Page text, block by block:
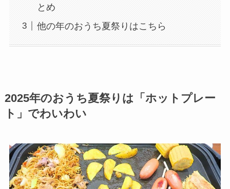
とめ
他の年のおうち夏祭りはこちら
2025年のおうち夏祭りは「ホットプレー
ト」でわいわい